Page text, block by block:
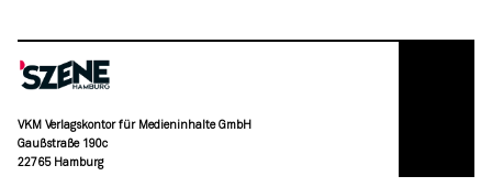
VKM Verlagskontor für Medieninhalte GmbH
Gaußstraße 190c
22765 Hamburg